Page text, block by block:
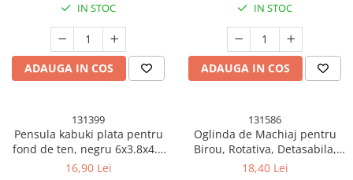
Articole de plaja
Pistoale cu apa
Articole pentru Copii
Articole Diverse copii
Covorase de joaca
Genti, Portofele, Penare
Ingrijire Unghii
IN STOC
ADAUGA IN COS
Multicolor
IN STOC
ADAUGA IN COS
131399
Pensula kabuki plata pentru
fond de ten, negru 6x3.8x4.2
cm, Cutie Protectie
16,90 Lei
131586
Oglinda de Machiaj pentru
Birou, Rotativa, Detasabila,
Model de Floarea Soarelui,
18,40 Lei